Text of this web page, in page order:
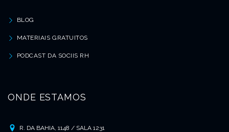
BLOG
MATERIAIS GRATUITOS
PODCAST DA SOCIIS RH
ONDE ESTAMOS
R. DA BAHIA, 1148 / SALA 1231